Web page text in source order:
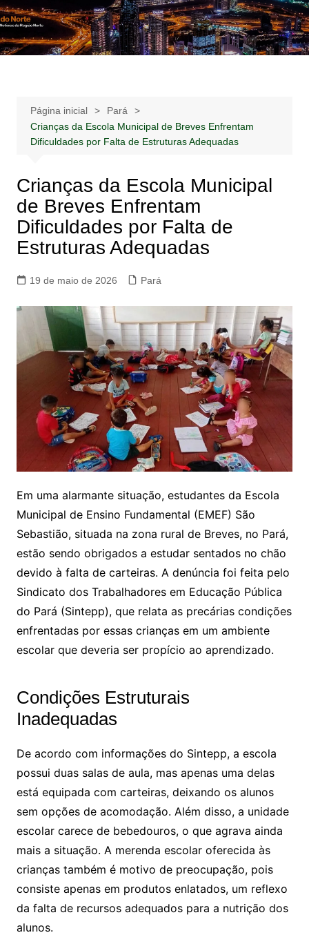
Ir
para
o
Notícias –
Publicidades –
Notícias – Publicidades – Anúncios
Página inicial
Pará
Crianças da Escola Municipal de Breves Enfrentam
Dificuldades por Falta de Estruturas Adequadas
Crianças da Escola Municipal
de Breves Enfrentam
Dificuldades por Falta de
Estruturas Adequadas
19 de maio de 2026 Pará
Em uma alarmante situação, estudantes da Escola
Municipal de Ensino Fundamental (EMEF) São
Sebastião, situada na zona rural de Breves, no Pará,
estão sendo obrigados a estudar sentados no chão
devido à falta de carteiras. A denúncia foi feita pelo
Sindicato dos Trabalhadores em Educação Pública
do Pará (Sintepp), que relata as precárias condições
enfrentadas por essas crianças em um ambiente
escolar que deveria ser propício ao aprendizado.
Condições Estruturais
Inadequadas
De acordo com informações do Sintepp, a escola
possui duas salas de aula, mas apenas uma delas
está equipada com carteiras, deixando os alunos
sem opções de acomodação. Além disso, a unidade
escolar carece de bebedouros, o que agrava ainda
mais a situação. A merenda escolar oferecida às
crianças também é motivo de preocupação, pois
consiste apenas em produtos enlatados, um reflexo
da falta de recursos adequados para a nutrição dos
alunos.